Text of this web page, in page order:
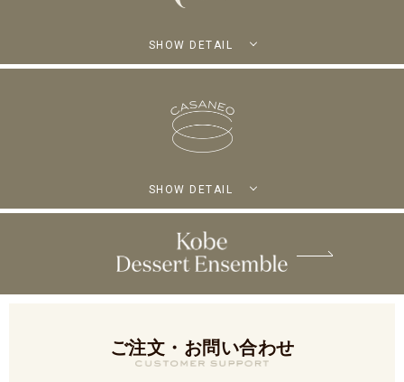
SHOW DETAIL
SHOW DETAIL
ご注文・お問い合わせ